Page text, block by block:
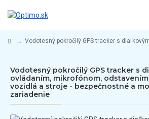
Vodotesný pokročilý GPS tracker s
Vodotesný pokročilý GPS tracker s
ovládaním, mikrofónom,
vozidlá a stroje - bezpečnostné a
zariadenie